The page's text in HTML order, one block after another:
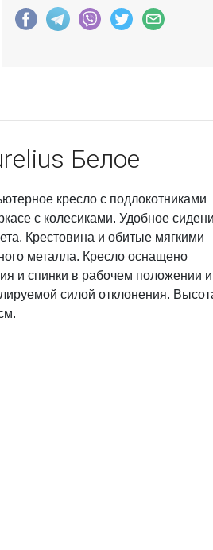
Белое
кресло с подлокотниками
с колесиками. Удобное
Крестовина и обитые мягкими
металла. Кресло оснащено
и спинки в рабочем положении и
силой отклонения.